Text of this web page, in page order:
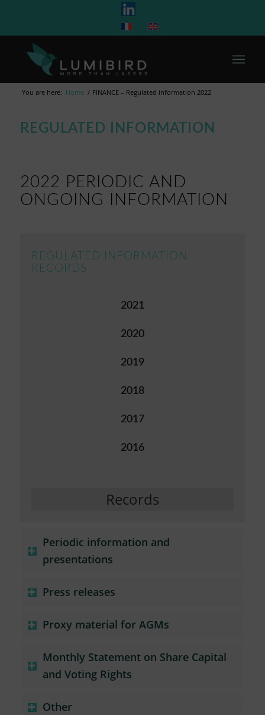
You are here: Home / FINANCE – Regulated information 2022
REGULATED INFORMATION
2022 PERIODIC AND
ONGOING INFORMATION
REGULATED INFORMATION
RECORDS
2021
2020
2019
2018
2017
2016
Records
Periodic information and
presentations
Press releases
Proxy material for AGMs
Monthly Statement on Share Capital
and Voting Rights
Other